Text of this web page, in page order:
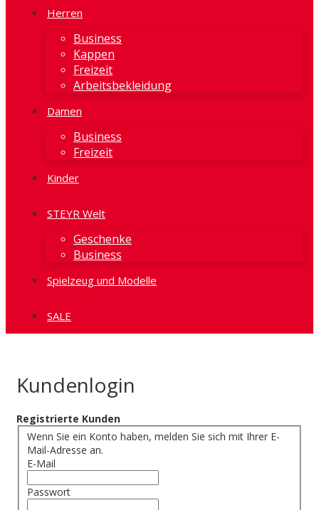
Herren
Business
Kappen
Freizeit
Arbeitsbekleidung
Damen
Business
Freizeit
Kinder
STEYR Welt
Geschenke
Business
Spielzeug und Modelle
SALE
Kundenlogin
Registrierte Kunden
Wenn Sie ein Konto haben, melden Sie sich mit Ihrer E-
Mail-Adresse an.
E-Mail
Passwort